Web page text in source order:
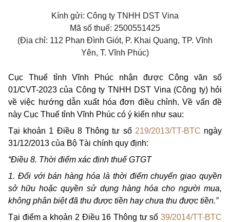
Kính gửi: Công ty TNHH DST Vina
Mã số thuế: 2500551425
(Địa chỉ: 112 Phan Đình Giót, P. Khai Quang, TP. Vĩnh
Yên, T. Vĩnh Phúc)
Cục Thuế tỉnh Vĩnh Phúc nhận được Công văn số
01/CVT-2023 của Công ty TNHH DST Vina (Công ty) hỏi
về việc hướng dẫn xuất hóa đơn điều chỉnh. Về vấn đề
này Cục Thuế tỉnh Vĩnh Phúc có ý kiến như sau:
Tại khoản 1 Điều 8 Thông tư số 219/2013/TT-BTC ngày
31/12/2013 của Bộ Tài chính quy định:
“Điều 8. Thời điểm xác định thuế GTGT
1. Đối với bán hàng hóa là thời điểm chuyển giao quyền
sở hữu hoặc quyền sử dụng hàng hóa cho người mua,
không phân biệt đã thu được tiền hay chưa thu được tiền.”
Tại điểm a khoản 2 Điều 16 Thông tư số 39/2014/TT-BTC